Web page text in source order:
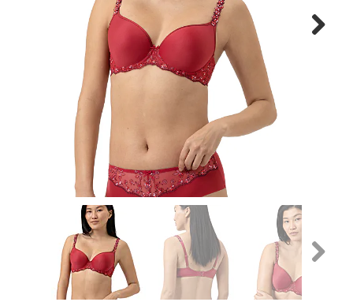
Nachtmode
Ondergoed
Cadeaubon